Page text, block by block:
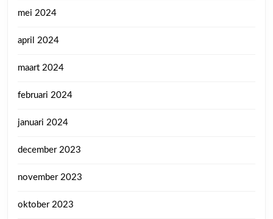
mei 2024
april 2024
maart 2024
februari 2024
januari 2024
december 2023
november 2023
oktober 2023